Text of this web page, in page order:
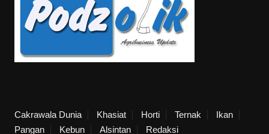
Cakrawala Dunia Khasiat Horti Ternak
Ikan
Pangan
Kebun Alsintan Redaksi